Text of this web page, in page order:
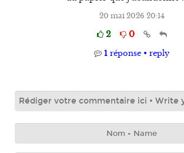
20 mai 2026 20:14
2 0
1 réponse • reply